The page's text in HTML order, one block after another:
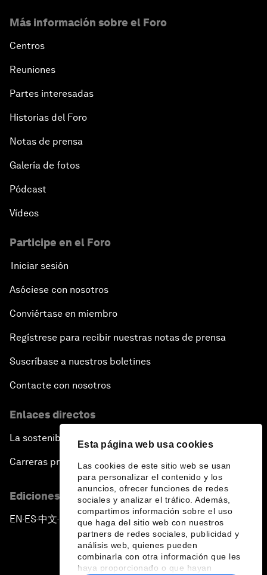
Esta página web usa cookies
Las cookies de este sitio web se usan
para personalizar el contenido y los
anuncios, ofrecer funciones de redes
sociales y analizar el tráfico. Además,
compartimos información sobre el uso
que haga del sitio web con nuestros
partners de redes sociales, publicidad y
análisis web, quienes pueden
combinarla con otra información que les
haya proporcionado o que hayan
Más información sobre el Foro
Centros
Reuniones
Partes interesadas
Historias del Foro
Notas de prensa
Galería de fotos
Pódcast
Vídeos
Participe en el Foro
Iniciar sesión
Asóciese con nosotros
Conviértase en miembro
Regístrese para recibir nuestras notas de prensa
Suscríbase a nuestros boletines
Contacte con nosotros
Enlaces directos
La sostenibilidad en el Foro
Carreras profesionales
Ediciones en otros idiomas
EN ▪ ES▪中文▪ 日本語